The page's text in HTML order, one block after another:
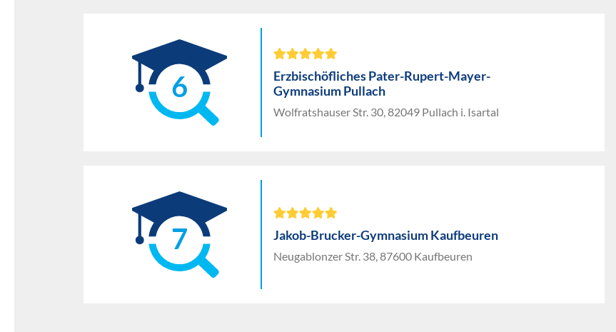
6
Erzbischöfliches Pater-Rupert-Mayer-
Gymnasium Pullach
Wolfratshauser Str. 30, 82049 Pullach i. Isartal
7 Jakob-Brucker-Gymnasium Kaufbeuren
Neugablonzer Str. 38, 87600 Kaufbeuren